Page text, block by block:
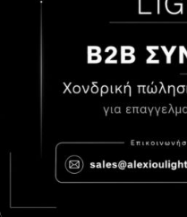
Κατάστημα Χαλάνδρι:
210 283 0072
6983123181